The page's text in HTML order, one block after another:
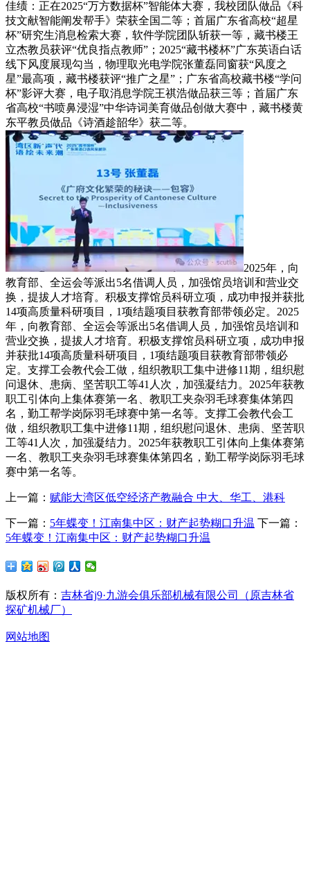
佳绩：正在2025“万方数据杯”智能体大赛，我校团队做品《科
技文献智能阐发帮手》荣获全国二等；首届广东省高校“超星
杯”研究生消息检索大赛，软件学院团队斩获一等，藏书楼王
立杰教员获评“优良指点教师”；2025“藏书楼杯”广东英语白话
线下风度展现勾当，物理取光电学院张董磊同窗获“风度之
星”最高项，藏书楼获评“推广之星”；广东省高校藏书楼“学问
杯”影评大赛，电子取消息学院王祺浩做品获三等；首届广东
省高校“书喷鼻浸湿”中华诗词美育做品创做大赛中，藏书楼黄
东平教员做品《诗酒趁韶华》获二等。
2025年，向
教育部、全运会等派出5名借调人员，加强馆员培训和营业交
换，提拔人才培育。积极支撑馆员科研立项，成功申报并获批
14项高质量科研项目，1项结题项目获教育部带领必定。2025
年，向教育部、全运会等派出5名借调人员，加强馆员培训和
营业交换，提拔人才培育。积极支撑馆员科研立项，成功申报
并获批14项高质量科研项目，1项结题项目获教育部带领必
定。支撑工会教代会工做，组织教职工集中进修11期，组织慰
问退休、患病、坚苦职工等41人次，加强凝结力。2025年获教
职工引体向上集体赛第一名、教职工夹杂羽毛球赛集体第四
名，勤工帮学岗际羽毛球赛中第一名等。支撑工会教代会工
做，组织教职工集中进修11期，组织慰问退休、患病、坚苦职
工等41人次，加强凝结力。2025年获教职工引体向上集体赛第
一名、教职工夹杂羽毛球赛集体第四名，勤工帮学岗际羽毛球
赛中第一名等。
上一篇： 赋能大湾区低空经济产教融合 中大、华工、港科
下一篇： 5年蝶变！江南集中区：财产起势糊口升温 下一篇：
5年蝶变！江南集中区：财产起势糊口升温
版权所有： 吉林省j9·九游会俱乐部机械有限公司（原吉林省
探矿机械厂）
网站地图